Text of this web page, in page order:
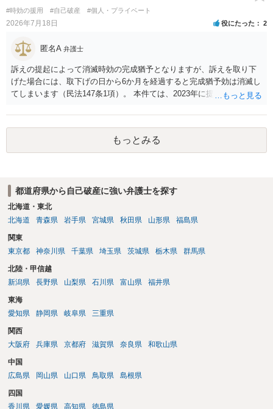
#時効の援用 #自己破産 #個人・プライベート
2026年7月18日 役にたった 2
匿名A 弁護士
訴えの提起によって消滅時効の完成猶予となりますが、訴えを取り下
げた場合には、取下げの日から6か月を経過すると完成猶予効は消滅し
てしまいます（民法147条1項）。 本件ては、2023年に提訴された債権
権者については取下げ日から6か月以内に再提訴しなければやはり時効
は更新しないことになります。ただし、消滅時効の起算点は、不払い
日ではなく期限の利益喪失日（通常は所定の分割の支払期日から1～2
か月程度経過しても支払いがなければ一括返済可能という契約になっ
もっとみる
都道府県から自己破産に強い弁護士を探す
北海道・東北
北海道
青森県 岩手県 宮城県 秋田県 山形県 福島県
関東
東京都
神奈川県 千葉県 埼玉県 茨城県 栃木県 群馬県
北陸・甲信越
新潟県
長野県 山梨県 石川県 富山県 福井県
東海
愛知県
静岡県 岐阜県 三重県
関西
大阪府
兵庫県 京都府 滋賀県 奈良県 和歌山県
中国
広島県
岡山県 山口県 鳥取県 島根県
四国
香川県
愛媛県 高知県 徳島県